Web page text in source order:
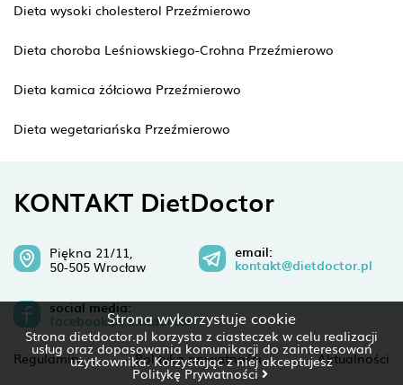
Strona wykorzystuje cookie
Strona dietdoctor.pl korzysta z ciasteczek w celu realizacji
usług oraz dopasowania komunikacji do zainteresowań
użytkownika. Korzystając z niej akceptujesz
Politykę Prywatności
Dieta wysoki cholesterol Przeźmierowo
Dieta choroba Leśniowskiego-Crohna Przeźmierowo
Dieta kamica żółciowa Przeźmierowo
Dieta wegetariańska Przeźmierowo
KONTAKT DietDoctor
Piękna 21/11,
50-505 Wrocław
email:
kontakt@dietdoctor.pl
social media:
facebook.pl/dietdoctor
Regulamin Polityka prywatności Aktualności